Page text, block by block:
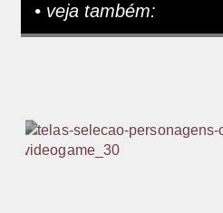
• veja também: